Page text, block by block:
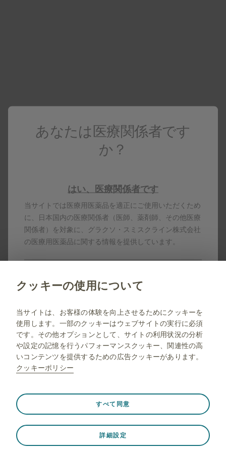
製品基本情報
製品名はすべて、グラクソ・スミスクライン、そのライセ
ンサー、提携パートナーの登録商標です。
製剤写真及びPDF資料は、患者指導の目的に限りダウンロ
ード頂けます。
jp.gsk.com
サイトマップ
ご利用条件
プライバシー通知
FAQ
薬剤師向け情報
© 2001-2026 GSK plc. All rights reserved. Trade marks are
owned by or licensed to the GSK group of companies.
あなたは医療関係者です
か？
はい、医療関係者です
当サイトでは医療用医薬品を適正にご使用いただくため
に、日本国内の医療関係者（医師、薬剤師、その他医療
関係者）を対象に、グラクソ・スミスクライン株式会社
の医療用医薬品に関する情報を提供しています。
当サイトは一般の方に対する情報を目的としたサイトで
トします。
クッキーの使用について
当サイトは、お客様の体験を向上させるためにクッキーを
使用します。一部のクッキーはウェブサイトの実行に必須
です。その他オプションとして、サイトの利用状況の分析
や設定の記憶を行うパフォーマンスクッキー、関連性の高
いコンテンツを提供するための広告クッキーがあります。
クッキーポリシー
Strictly necessary（必須） ❮
とタグの設定の管理、ウェブサイトのセキュリティの保護
など、ウェブサイトが適切に機能するために必要です。さ
詳細設定
すべて同意